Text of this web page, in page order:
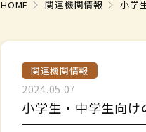
HOME 関連機関情報 小学
関連機関情報
2024.05.07
小学生・中学生向